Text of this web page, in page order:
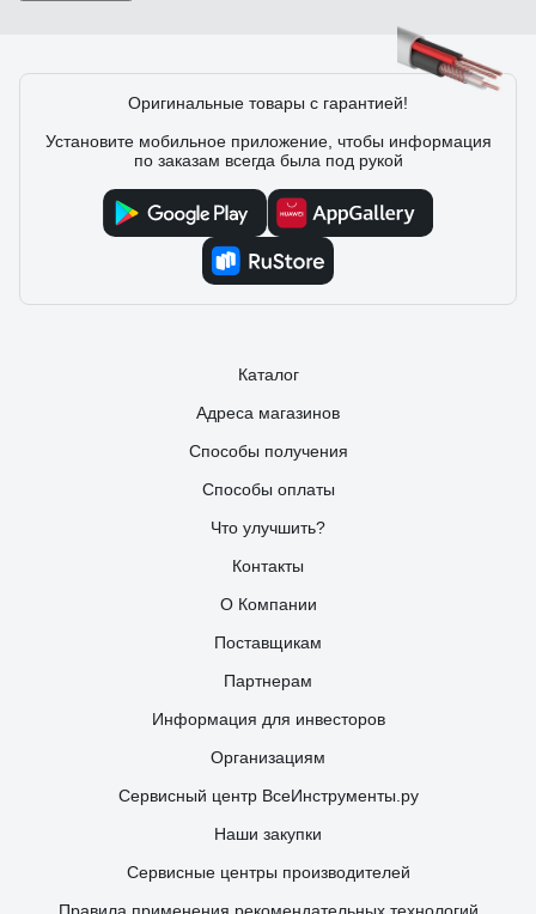
10 отзывов
Отзыв о кабеле КВК-В-2 PROCONNECT
2х0,50кв. мм /CCA/, /96/, 200м., белый 01-
Андрей Ш. 01.12.2021
Оригинальные товары с гарантией!
Установите мобильное приложение, чтобы информация
по заказам всегда была под рукой
Каталог
Адреса магазинов
Способы получения
Способы оплаты
Что улучшить?
Контакты
О Компании
Поставщикам
Партнерам
Информация для инвесторов
Организациям
Сервисный центр ВсеИнструменты.ру
Наши закупки
Сервисные центры производителей